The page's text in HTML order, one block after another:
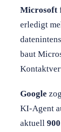
Microsoft
erledigt
baut
Google
KI-Agent
aktuell